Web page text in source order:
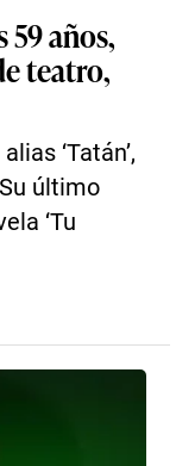
años,
teatro,
‘Tatán’,
último
‘Tu